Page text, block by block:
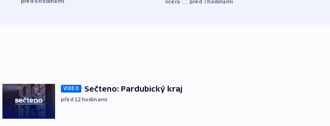
VIDEO Sečteno: Pardubický kraj
před 12 hodinami